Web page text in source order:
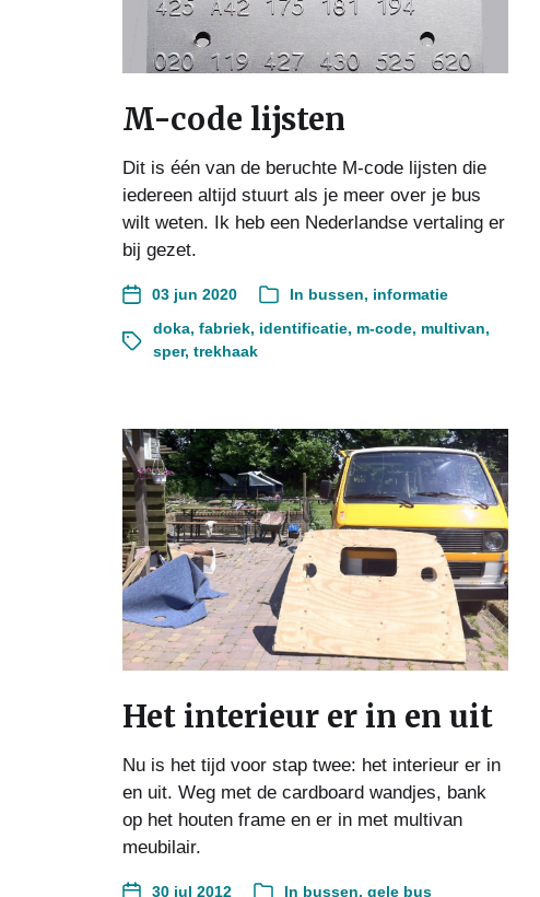
M-code lijsten
Dit is één van de beruchte M-code lijsten die
iedereen altijd stuurt als je meer over je bus
wilt weten. Ik heb een Nederlandse vertaling er
bij gezet.
03 jun 2020 In bussen, informatie
doka, fabriek, identificatie, m-code, multivan,
sper, trekhaak
Het interieur er in en uit
Nu is het tijd voor stap twee: het interieur er in
en uit. Weg met de cardboard wandjes, bank
op het houten frame en er in met multivan
meubilair.
30 jul 2012 In bussen, gele bus